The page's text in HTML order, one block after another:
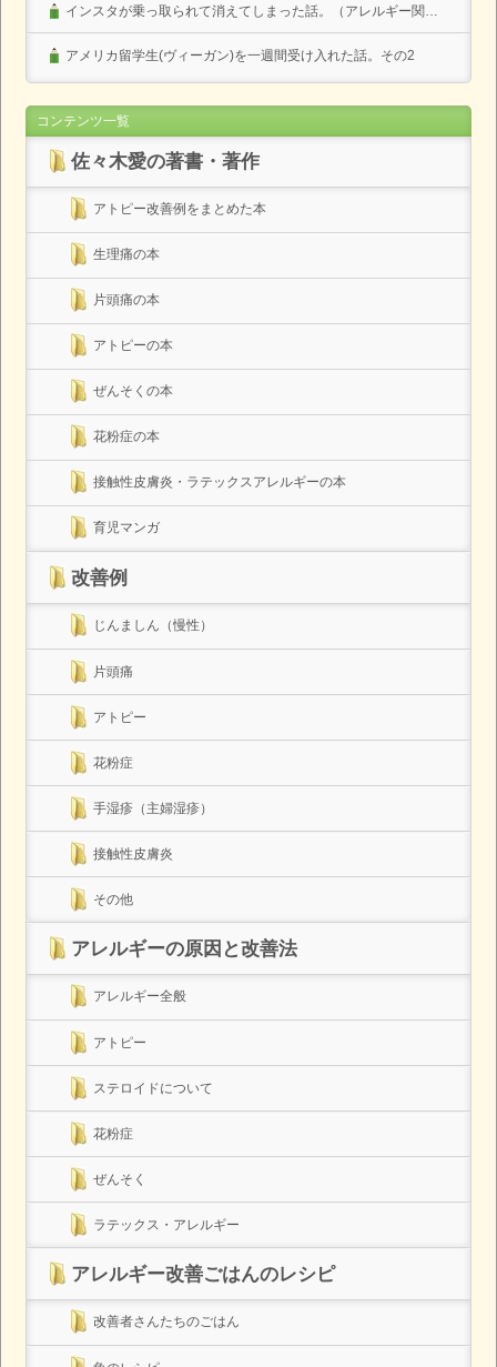
インスタが乗っ取られて消えてしまった話。（アレルギー関係なし）
アメリカ留学生(ヴィーガン)を一週間受け入れた話。その2
コンテンツ一覧
佐々木愛の著書・著作
アトピー改善例をまとめた本
生理痛の本
片頭痛の本
アトピーの本
ぜんそくの本
花粉症の本
接触性皮膚炎・ラテックスアレルギーの本
育児マンガ
改善例
じんましん（慢性）
片頭痛
アトピー
花粉症
手湿疹（主婦湿疹）
接触性皮膚炎
その他
アレルギーの原因と改善法
アレルギー全般
アトピー
ステロイドについて
花粉症
ぜんそく
ラテックス・アレルギー
アレルギー改善ごはんのレシピ
改善者さんたちのごはん